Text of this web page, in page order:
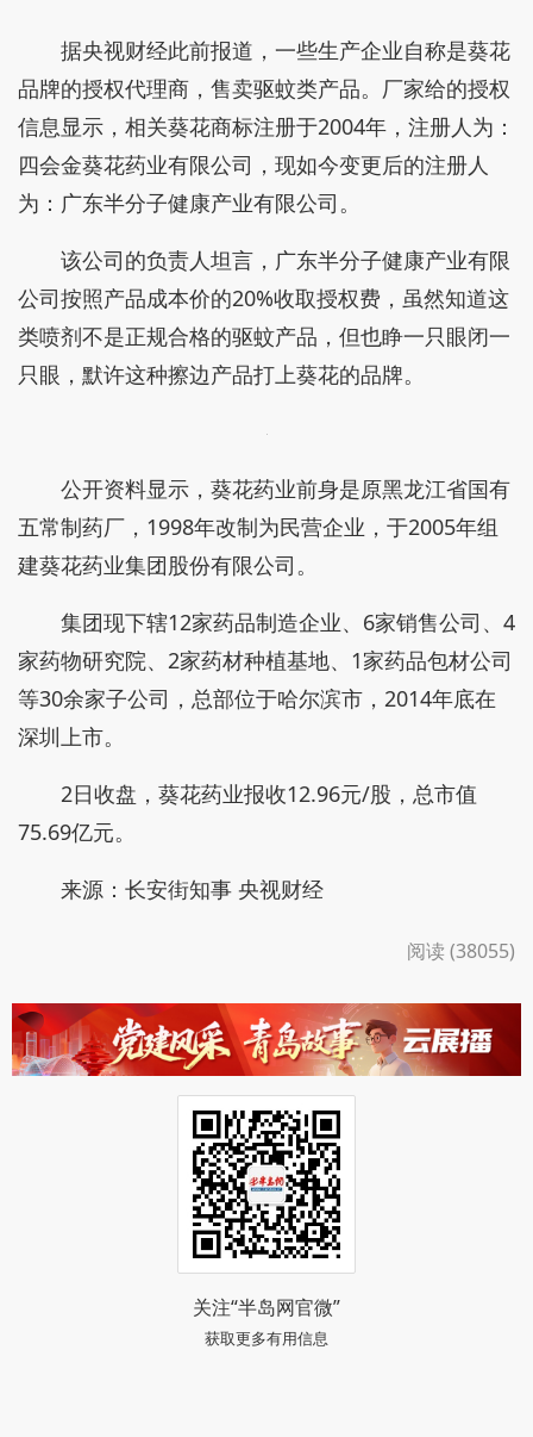
据央视财经此前报道，一些生产企业自称是葵花
品牌的授权代理商，售卖驱蚊类产品。厂家给的授权
信息显示，相关葵花商标注册于2004年，注册人为：
四会金葵花药业有限公司，现如今变更后的注册人
为：广东半分子健康产业有限公司。
该公司的负责人坦言，广东半分子健康产业有限
公司按照产品成本价的20%收取授权费，虽然知道这
类喷剂不是正规合格的驱蚊产品，但也睁一只眼闭一
只眼，默许这种擦边产品打上葵花的品牌。
公开资料显示，葵花药业前身是原黑龙江省国有
五常制药厂，1998年改制为民营企业，于2005年组
建葵花药业集团股份有限公司。
集团现下辖12家药品制造企业、6家销售公司、4
家药物研究院、2家药材种植基地、1家药品包材公司
等30余家子公司，总部位于哈尔滨市，2014年底在
深圳上市。
2日收盘，葵花药业报收12.96元/股，总市值
75.69亿元。
来源：长安街知事 央视财经
阅读 (38055)
关注“半岛网官微”
获取更多有用信息